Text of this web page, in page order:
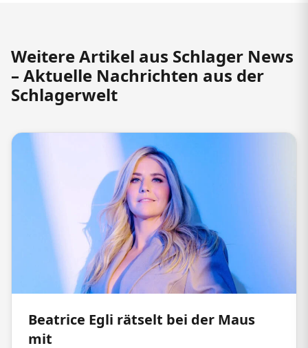
Weitere Artikel aus Schlager News
– Aktuelle Nachrichten aus der
Schlagerwelt
Beatrice Egli rätselt bei der Maus
mit